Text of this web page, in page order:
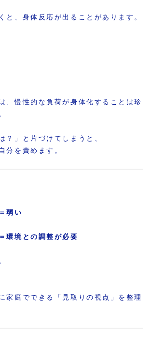
と、身体反応が出ることがあります。
、慢性的な負荷が身体化することは珍
？」と片づけてしまうと、
分を責めます。
弱い
環境との調整が必要
家庭でできる「見取りの視点」を整理